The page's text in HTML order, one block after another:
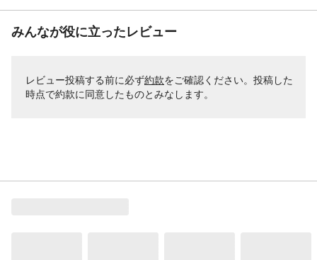
みんなが役に立ったレビュー
レビュー投稿する前に必ず約款をご確認ください。投稿した
時点で約款に同意したものとみなします。